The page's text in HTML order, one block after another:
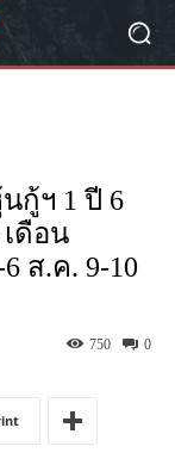
กู้ฯ 1 ปี 6
ดือน
ส.ค. 9-10
0
750